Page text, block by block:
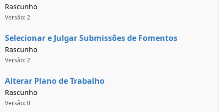
Rascunho
Versão: 2
Selecionar e Julgar Submissões de Fomentos
Rascunho
Versão: 2
Alterar Plano de Trabalho
Rascunho
Versão: 0